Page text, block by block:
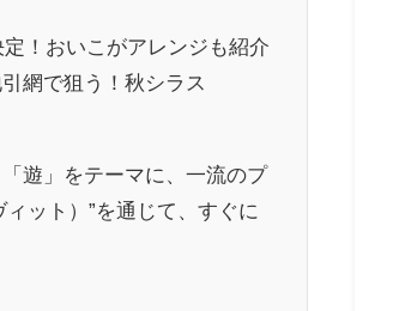
！おいこがアレンジも紹介
網で狙う！秋シラス
遊」をテーマに、一流のプ
ット）”を通じて、すぐに